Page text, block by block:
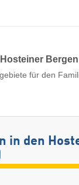
für den
in den